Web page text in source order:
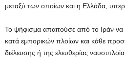
μεταξύ των οποίων και η Ελλάδα,
Το ψήφισμα απαιτούσε από το Iράν να
κατά εμπορικών πλοίων και κάθε
διέλευσης ή της ελευθερίας